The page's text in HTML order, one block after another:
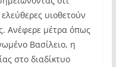
υιοθετούν
Ανέφερε μέτρα όπως
Βασίλειο, η
στο διαδίκτυο